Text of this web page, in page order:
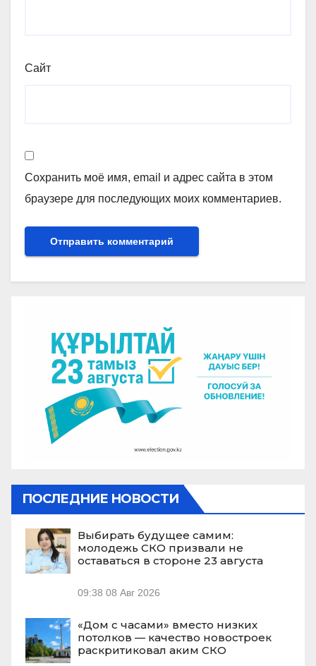
Сайт
Сохранить моё имя, email и адрес сайта в этом
браузере для последующих моих комментариев.
ПОСЛЕДНИЕ НОВОСТИ
Выбирать будущее самим:
молодежь СКО призвали не
оставаться в стороне 23 августа
09:38 08 Авг 2026
«Дом с часами» вместо низких
потолков — качество новостроек
раскритиковал аким СКО